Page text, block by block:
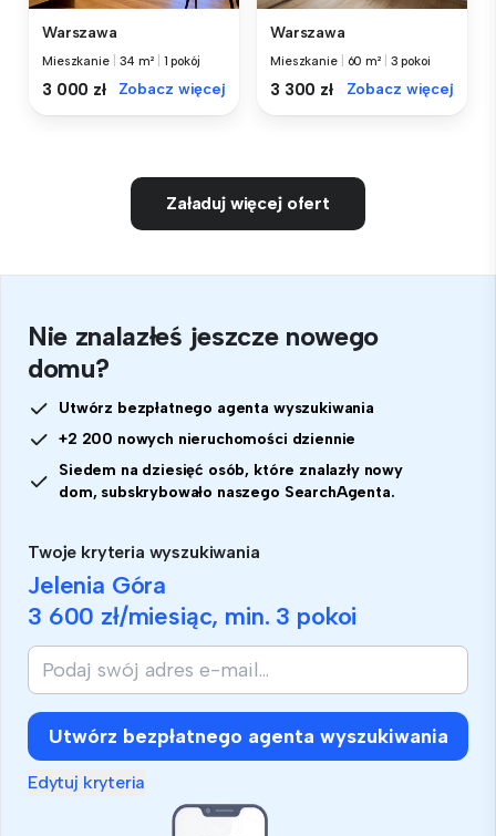
Warszawa
Mieszkanie 34 m² 1 pokój
3 000 zł Zobacz więcej
Warszawa
Mieszkanie 60 m² 3 pokoi
3 300 zł Zobacz więcej
Załaduj więcej ofert
Nie znalazłeś jeszcze nowego
domu?
Utwórz bezpłatnego agenta wyszukiwania
+2 200 nowych nieruchomości dziennie
Siedem na dziesięć osób, które znalazły nowy
dom, subskrybowało naszego SearchAgenta.
Twoje kryteria wyszukiwania
Jelenia Góra
3 600 zł/miesiąc, min. 3 pokoi
Utwórz bezpłatnego agenta wyszukiwania
Edytuj kryteria